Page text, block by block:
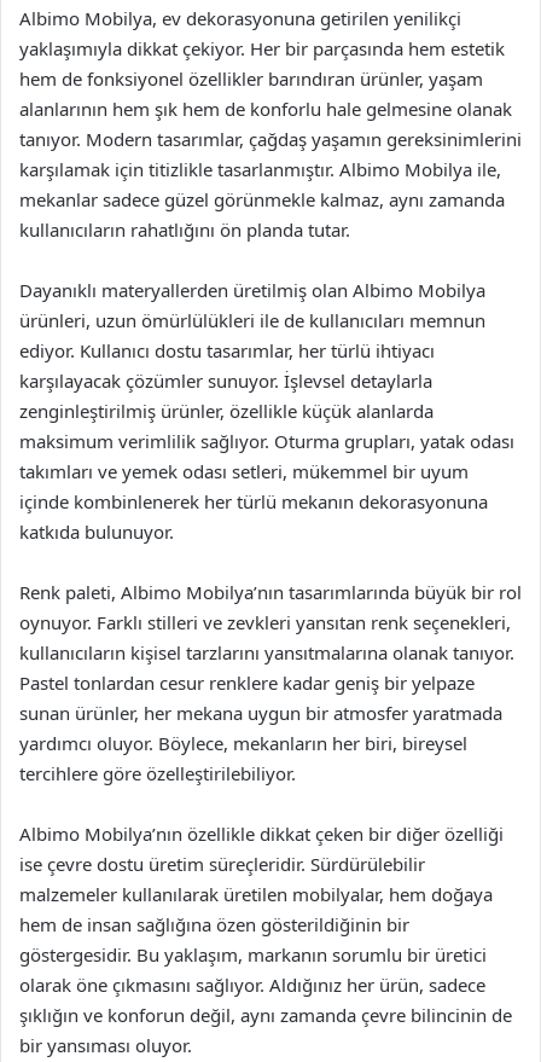
Albimo Mobilya, ev dekorasyonuna getirilen yenilikçi
yaklaşımıyla dikkat çekiyor. Her bir parçasında hem estetik
hem de fonksiyonel özellikler barındıran ürünler, yaşam
alanlarının hem şık hem de konforlu hale gelmesine olanak
tanıyor. Modern tasarımlar, çağdaş yaşamın gereksinimlerini
karşılamak için titizlikle tasarlanmıştır. Albimo Mobilya ile,
mekanlar sadece güzel görünmekle kalmaz, aynı zamanda
kullanıcıların rahatlığını ön planda tutar.
Dayanıklı materyallerden üretilmiş olan Albimo Mobilya
ürünleri, uzun ömürlülükleri ile de kullanıcıları memnun
ediyor. Kullanıcı dostu tasarımlar, her türlü ihtiyacı
karşılayacak çözümler sunuyor. İşlevsel detaylarla
zenginleştirilmiş ürünler, özellikle küçük alanlarda
maksimum verimlilik sağlıyor. Oturma grupları, yatak odası
takımları ve yemek odası setleri, mükemmel bir uyum
içinde kombinlenerek her türlü mekanın dekorasyonuna
katkıda bulunuyor.
Renk paleti, Albimo Mobilya’nın tasarımlarında büyük bir rol
oynuyor. Farklı stilleri ve zevkleri yansıtan renk seçenekleri,
kullanıcıların kişisel tarzlarını yansıtmalarına olanak tanıyor.
Pastel tonlardan cesur renklere kadar geniş bir yelpaze
sunan ürünler, her mekana uygun bir atmosfer yaratmada
yardımcı oluyor. Böylece, mekanların her biri, bireysel
tercihlere göre özelleştirilebiliyor.
Albimo Mobilya’nın özellikle dikkat çeken bir diğer özelliği
ise çevre dostu üretim süreçleridir. Sürdürülebilir
malzemeler kullanılarak üretilen mobilyalar, hem doğaya
hem de insan sağlığına özen gösterildiğinin bir
göstergesidir. Bu yaklaşım, markanın sorumlu bir üretici
olarak öne çıkmasını sağlıyor. Aldığınız her ürün, sadece
şıklığın ve konforun değil, aynı zamanda çevre bilincinin de
bir yansıması oluyor.